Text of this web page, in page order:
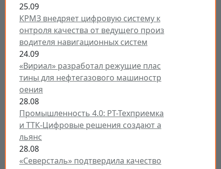
25.09
КРМЗ внедряет цифровую систему к
онтроля качества от ведущего произ
водителя навигационных систем
24.09
«Вириал» разработал режущие плас
тины для нефтегазового машиностр
оения
28.08
Промышленность 4.0: РТ-Техприемка
и ТТК-Цифровые решения создают а
льянс
28.08
«Северсталь» подтвердила качество